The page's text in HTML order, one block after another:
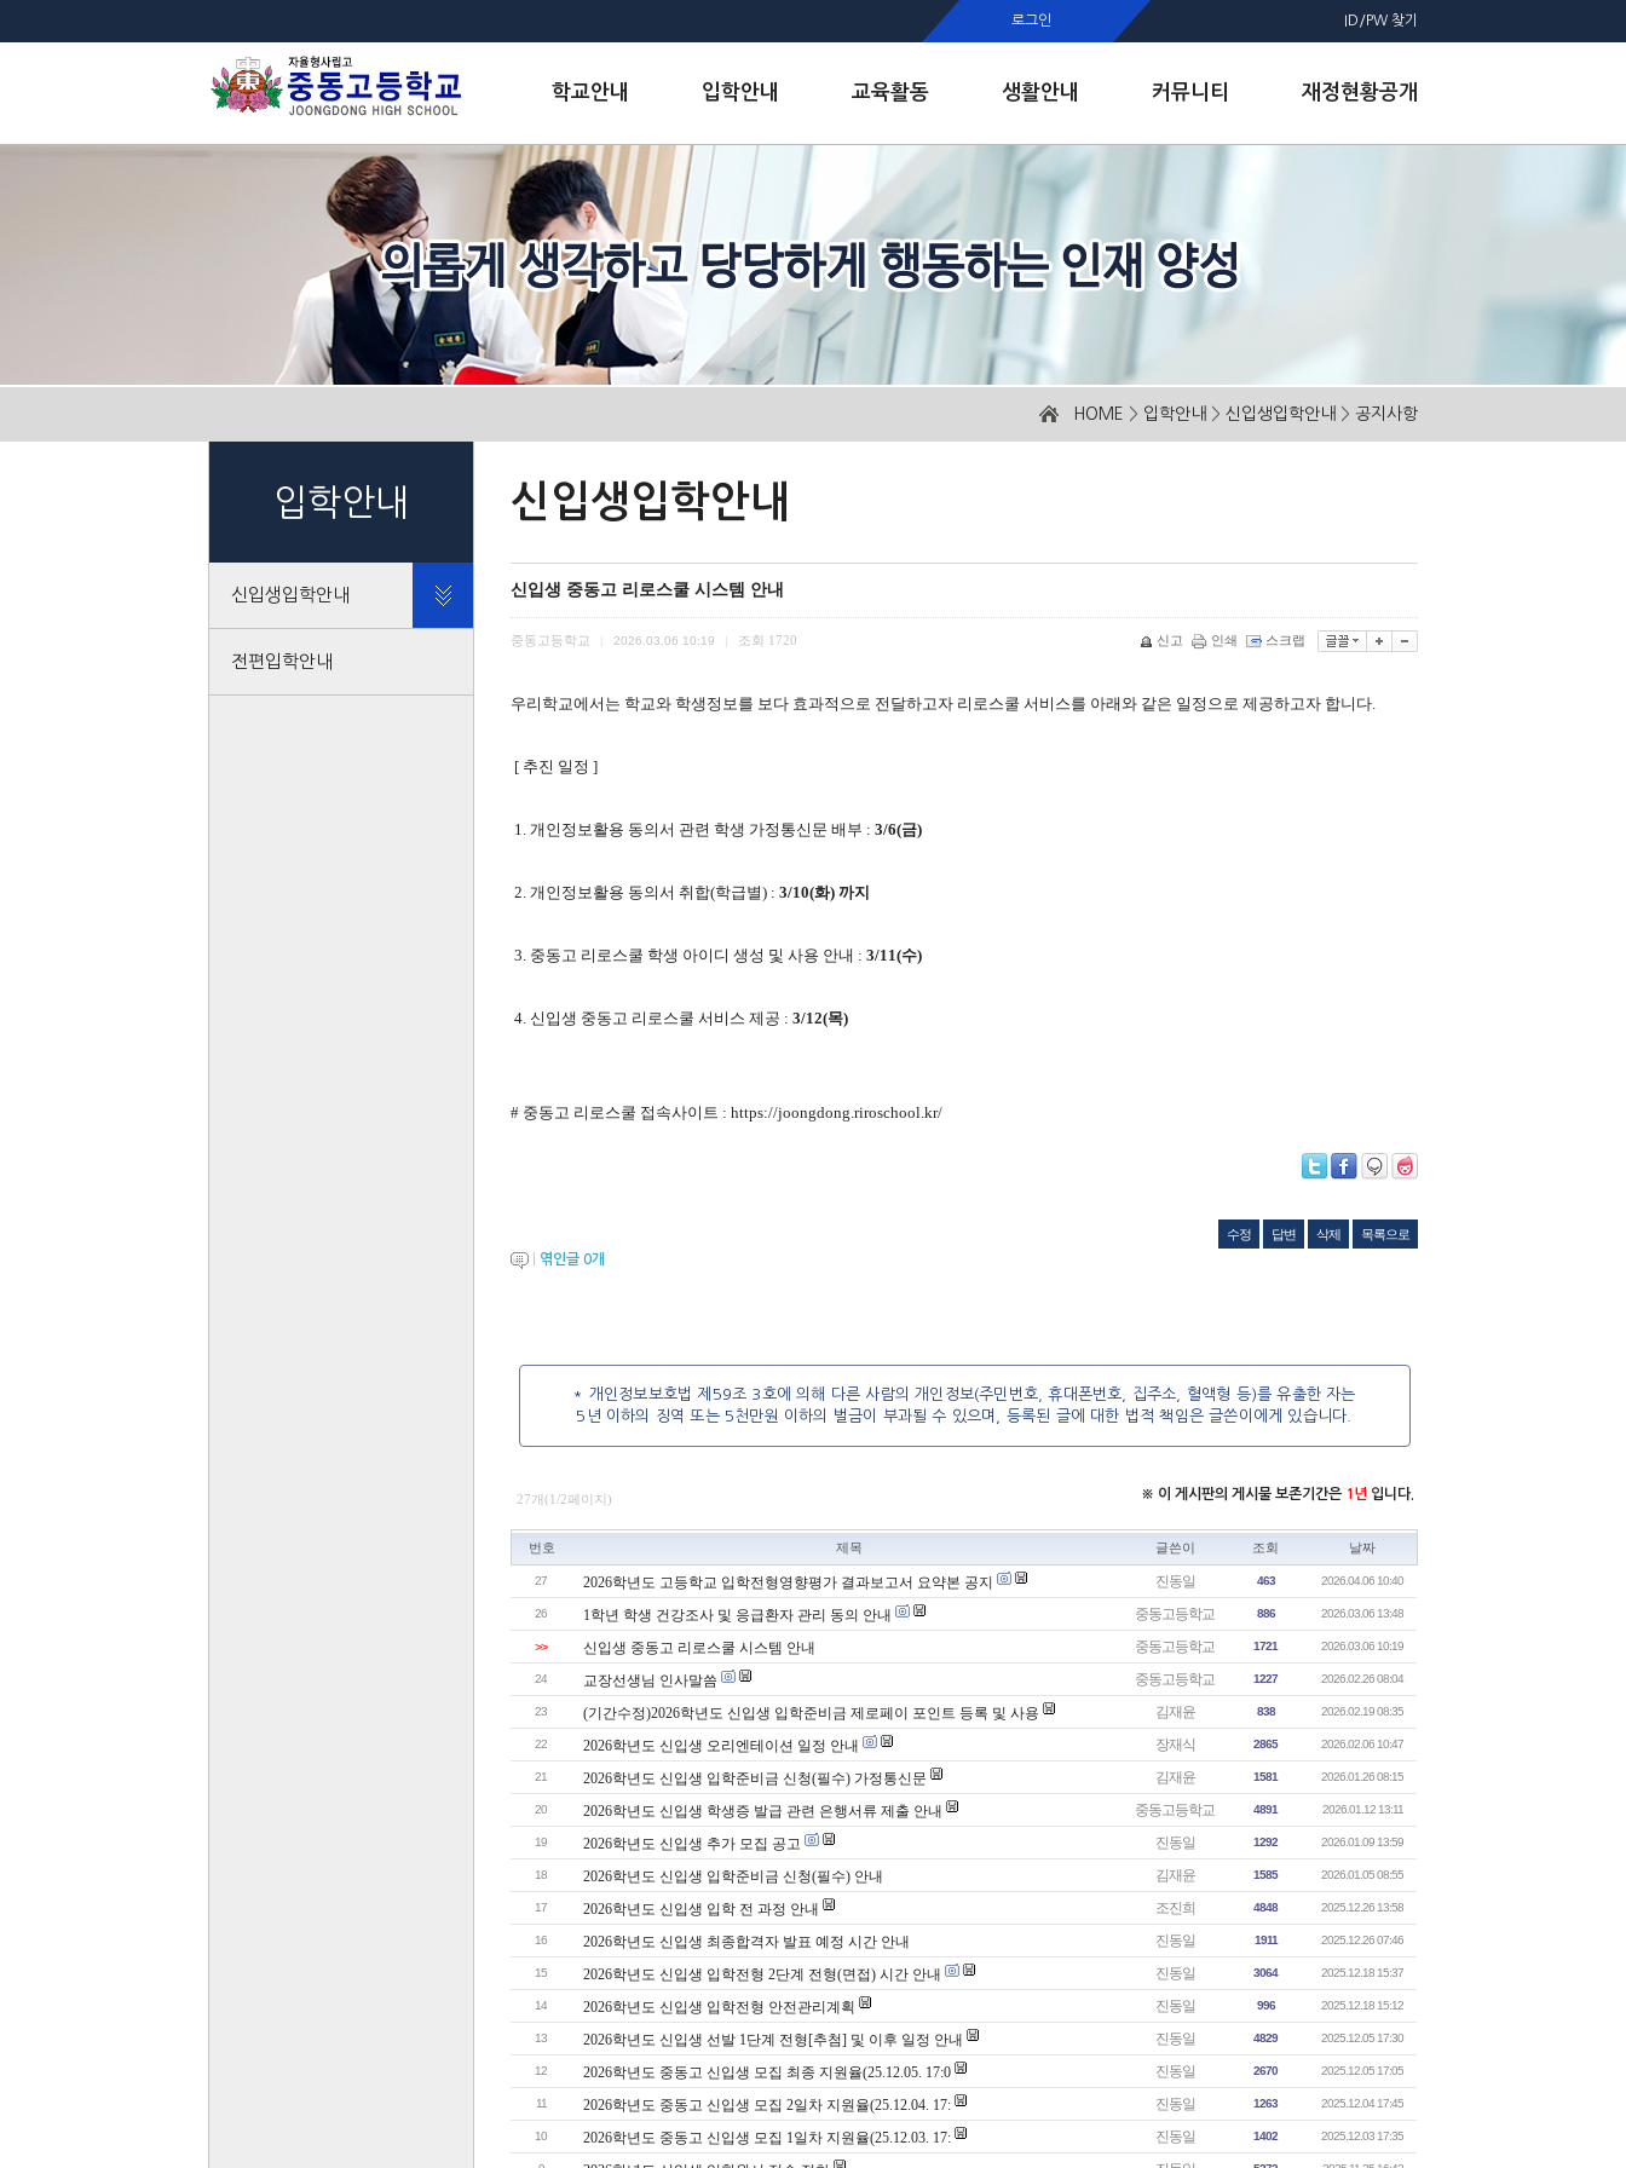
로그인 ID/PW 찾기
학교안내 입학안내 교육활동 생활안내 커뮤니티 재정현황공개
HOME > 입학안내 > 신입생입학안내 > 공지사항
입학안내
신입생입학안내
전편입학안내
신입생입학안내
신입생 중동고 리로스쿨 시스템 안내
중동고등학교 2026.03.06 10:19 조회 1720 신고 인쇄 스크랩
우리학교에서는 학교와 학생정보를 보다 효과적으로 전달하고자 리로스쿨 서비스를 아래와 같은 일정으로 제공하고자 합니다.
[ 추진 일정 ]
1. 개인정보활용 동의서 관련 학생 가정통신문 배부 : 3/6(금)
2. 개인정보활용 동의서 취합(학급별) : 3/10(화) 까지
3. 중동고 리로스쿨 학생 아이디 생성 및 사용 안내 : 3/11(수)
4. 신입생 중동고 리로스쿨 서비스 제공 : 3/12(목)
# 중동고 리로스쿨 접속사이트 : https://joongdong.riroschool.kr/
수정 답변 삭제
목록으로
엮인글 0개
* 개인정보보호법 제59조 3호에 의해 다른 사람의 개인정보(주민번호, 휴대폰번호, 집주소, 혈액형 등)를 유출한 자는
5년 이하의 징역 또는 5천만원 이하의 벌금이 부과될 수 있으며, 등록된 글에 대한 법적 책임은 글쓴이에게 있습니다.
27개(1/2페이지) ※ 이 게시판의 게시물 보존기간은 1년 입니다.
번호 제목 글쓴이 조회 날짜
27 2026학년도 고등학교 입학전형영향평가 결과보고서 요약본 공지 진동일 463 2026.04.06 10:40
26 1학년 학생 건강조사 및 응급환자 관리 동의 안내 중동고등학교 886 2026.03.06 13:48
>> 신입생 중동고 리로스쿨 시스템 안내 중동고등학교 1721 2026.03.06 10:19
24 교장선생님 인사말씀 중동고등학교 1227 2026.02.26 08:04
23 (기간수정)2026학년도 신입생 입학준비금 제로페이 포인트 등록 및 사용 김재윤 838 2026.02.19 08:35
22 2026학년도 신입생 오리엔테이션 일정 안내 장재식 2865 2026.02.06 10:47
21 2026학년도 신입생 입학준비금 신청(필수) 가정통신문 김재윤 1581 2026.01.26 08:15
20 2026학년도 신입생 학생증 발급 관련 은행서류 제출 안내 중동고등학교 4891 2026.01.12 13:11
19 2026학년도 신입생 추가 모집 공고 진동일 1292 2026.01.09 13:59
18 2026학년도 신입생 입학준비금 신청(필수) 안내 김재윤 1585 2026.01.05 08:55
17 2026학년도 신입생 입학 전 과정 안내 조진희 4848 2025.12.26 13:58
16 2026학년도 신입생 최종합격자 발표 예정 시간 안내 진동일 1911 2025.12.26 07:46
15 2026학년도 신입생 입학전형 2단계 전형(면접) 시간 안내 진동일 3064 2025.12.18 15:37
14 2026학년도 신입생 입학전형 안전관리계획 진동일 996 2025.12.18 15:12
13 2026학년도 신입생 선발 1단계 전형[추첨] 및 이후 일정 안내 진동일 4829 2025.12.05 17:30
12 2026학년도 중동고 신입생 모집 최종 지원율(25.12.05. 17:0 진동일 2670 2025.12.05 17:05
11 2026학년도 중동고 신입생 모집 2일차 지원율(25.12.04. 17: 진동일 1263 2025.12.04 17:45
10 2026학년도 중동고 신입생 모집 1일차 지원율(25.12.03. 17: 진동일 1402 2025.12.03 17:35